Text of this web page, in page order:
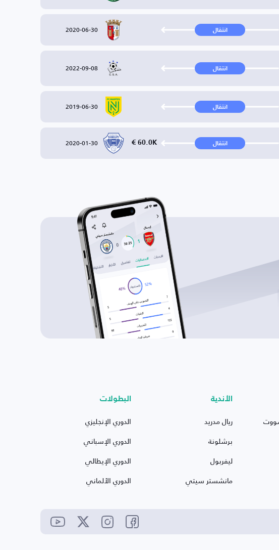
انتقال 2020-06-30
انتقال 2022-09-08
انتقال 2019-06-30
انتقال 60.0K €
2020-01-30
الأندية
ريال مدريد
برشلونة
ليفربول
مانشستر سيتي
البطولات
الدوري الإنجليزي
الدوري الإسباني
الدوري الإيطالي
الدوري الألماني